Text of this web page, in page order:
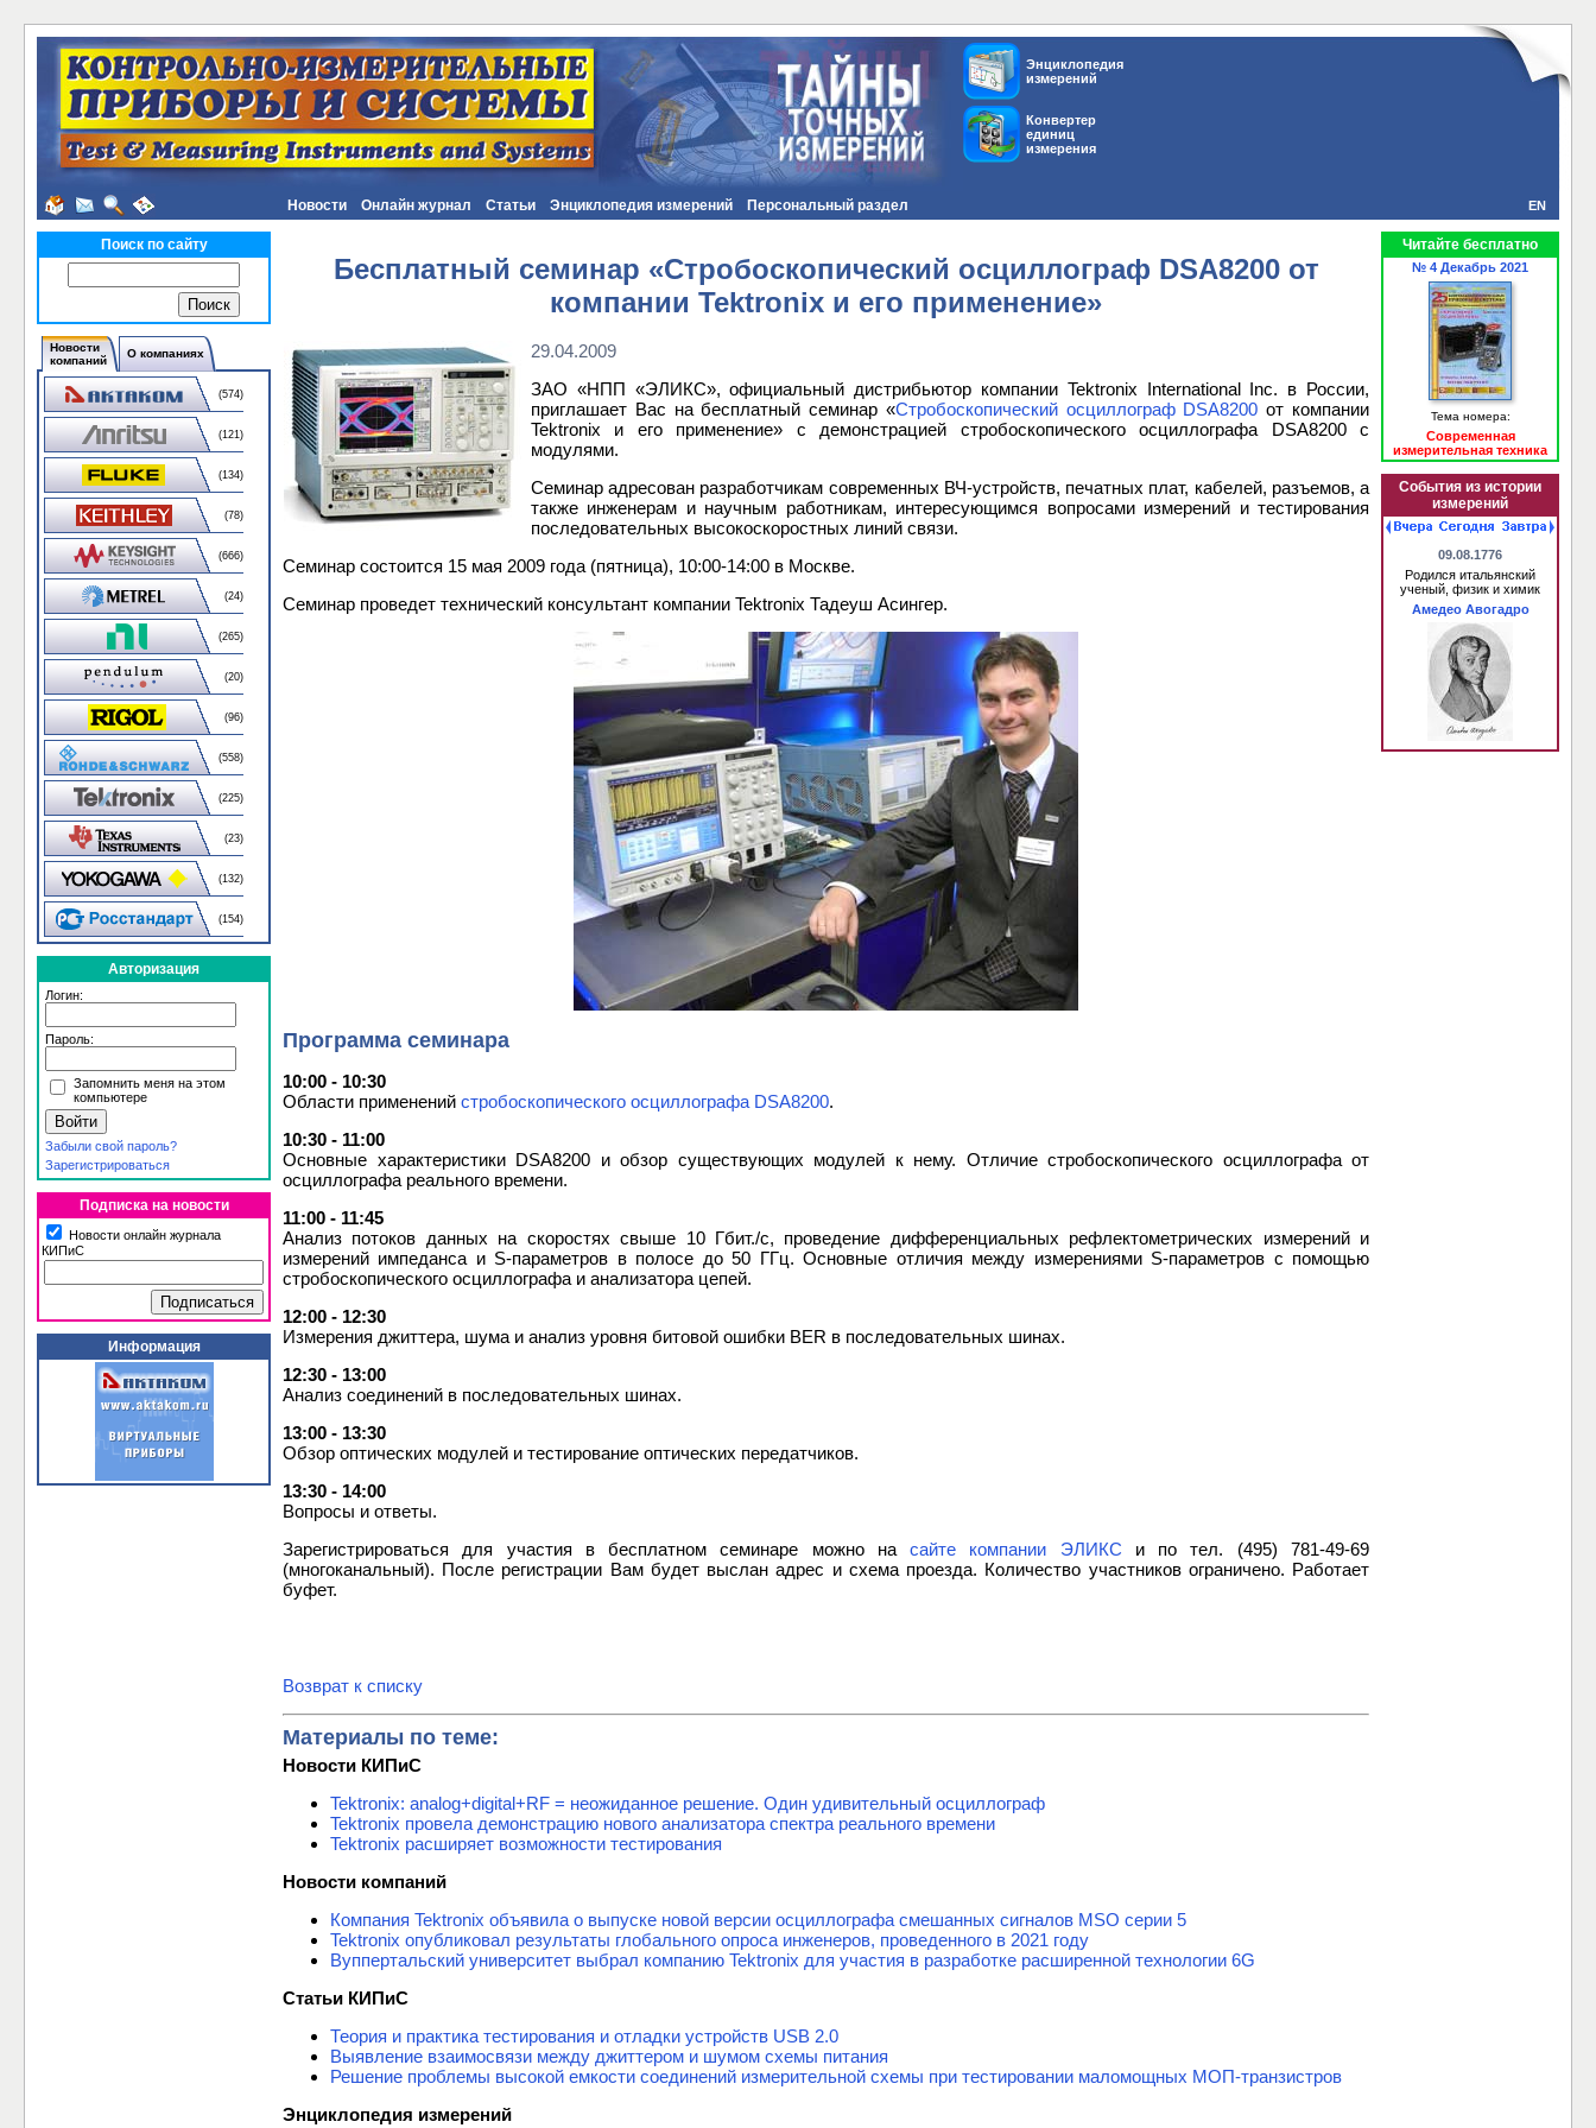
Энциклопедия
измерений
Конвертер
единиц
измерения
Новости Онлайн журнал Статьи Энциклопедия измерений Персональный раздел EN
Поиск по сайту
Новости
компаний
О компаниях
(574)
(121)
(134)
(78)
(666)
(24)
(265)
(20)
(96)
(558)
(225)
(23)
(132)
(154)
Авторизация
Логин:
Пароль:
Запомнить меня на этом
компьютере
Забыли свой пароль?
Зарегистрироваться
Подписка на новости
Новости онлайн журнала
КИПиС
Информация
Бесплатный семинар «Стробоскопический осциллограф DSA8200 от
компании Tektronix и его применение»
29.04.2009
ЗАО «НПП «ЭЛИКС», официальный дистрибьютор компании Tektronix International Inc. в России,
приглашает Вас на бесплатный семинар «Стробоскопический осциллограф DSA8200 от компании
Tektronix и его применение» с демонстрацией стробоскопического осциллографа DSA8200 c
модулями.
Семинар адресован разработчикам современных ВЧ-устройств, печатных плат, кабелей, разъемов, а
также инженерам и научным работникам, интересующимся вопросами измерений и тестирования
последовательных высокоскоростных линий связи.
Семинар состоится 15 мая 2009 года (пятница), 10:00-14:00 в Москве.
Семинар проведет технический консультант компании Tektronix Тадеуш Асингер.
Программа семинара
10:00 - 10:30
Области применений стробоскопического осциллографа DSA8200.
10:30 - 11:00
Основные характеристики DSA8200 и обзор существующих модулей к нему. Отличие стробоскопического осциллографа от
осциллографа реального времени.
11:00 - 11:45
Анализ потоков данных на скоростях свыше 10 Гбит./c, проведение дифференциальных рефлектометрических измерений и
измерений импеданса и S-параметров в полосе до 50 ГГц. Основные отличия между измерениями S-параметров с помощью
стробоскопического осциллографа и анализатора цепей.
12:00 - 12:30
Измерения джиттера, шума и анализ уровня битовой ошибки BER в последовательных шинах.
12:30 - 13:00
Анализ соединений в последовательных шинах.
13:00 - 13:30
Обзор оптических модулей и тестирование оптических передатчиков.
13:30 - 14:00
Вопросы и ответы.
Зарегистрироваться для участия в бесплатном семинаре можно насайте компании ЭЛИКС и по тел. (495) 781-49-69
(многоканальный). После регистрации Вам будет выслан адрес и схема проезда. Количество участников ограничено. Работает
буфет.
Возврат к списку
Материалы по теме:
Новости КИПиС
Tektronix: analog+digital+RF = неожиданное решение. Один удивительный осциллограф
Tektronix провела демонстрацию нового анализатора спектра реального времени
Tektronix расширяет возможности тестирования
Новости компаний
Компания Tektronix объявила о выпуске новой версии осциллографа смешанных сигналов MSO серии 5
Tektronix опубликовал результаты глобального опроса инженеров, проведенного в 2021 году
Вуппертальский университет выбрал компанию Tektronix для участия в разработке расширенной технологии 6G
Статьи КИПиС
Теория и практика тестирования и отладки устройств USB 2.0
Выявление взаимосвязи между джиттером и шумом схемы питания
Решение проблемы высокой емкости соединений измерительной схемы при тестировании маломощных МОП-транзистров
Энциклопедия измерений
Читайте бесплатно
№ 4 Декабрь 2021
Тема номера:
Современная
измерительная техника
События из истории
измерений
09.08.1776
Родился итальянский
ученый, физик и химик
Амедео Авогадро